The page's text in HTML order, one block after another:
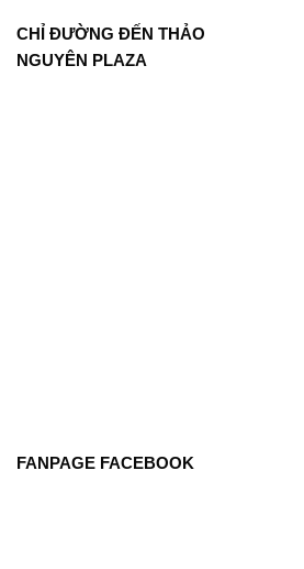
CHỈ ĐƯỜNG ĐẾN THẢO
NGUYÊN PLAZA
FANPAGE FACEBOOK